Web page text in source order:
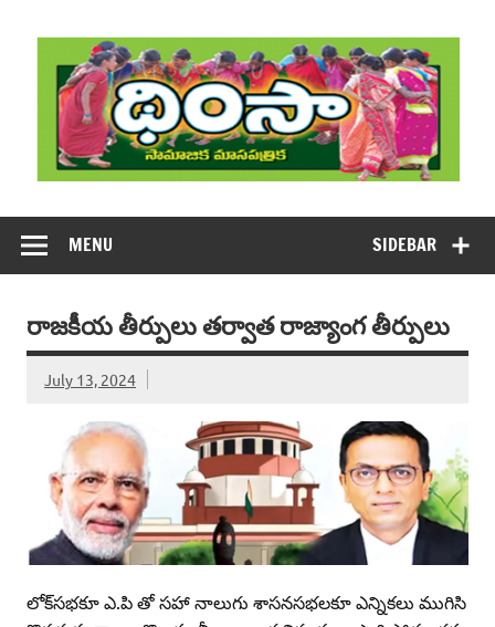
content
DHIMSA
SIDEBAR
MENU
రాజకీయ తీర్పులు తర్వాత రాజ్యాంగ తీర్పులు
July 13, 2024
లోక్‌సభకూ ఎ.పి తో సహా నాలుగు శాసనసభలకూ ఎన్నికలు ముగిసి